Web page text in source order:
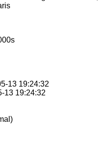
13 19:24:32
13 19:24:32